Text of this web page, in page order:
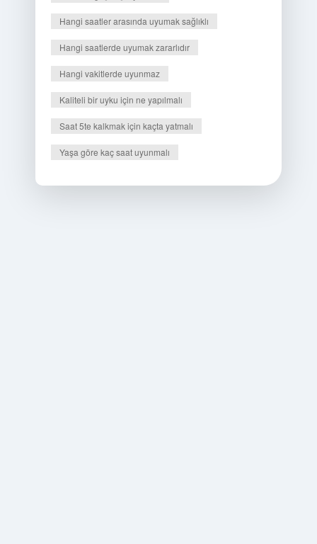
Hangi saatler arasında uyumak sağlıklı
Hangi saatlerde uyumak zararlıdır
Hangi vakitlerde uyunmaz
Kaliteli bir uyku için ne yapılmalı
Saat 5te kalkmak için kaçta yatmalı
Yaşa göre kaç saat uyunmalı